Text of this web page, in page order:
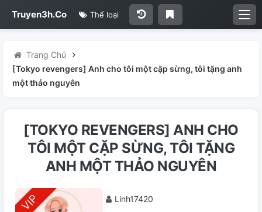
Truyen3h.Co Thể loại
Trang Chủ
[Tokyo revengers] Anh cho tôi một cặp sừng, tôi tặng anh
một thảo nguyên
[TOKYO REVENGERS] ANH CHO
TÔI MỘT CẶP SỪNG, TÔI TẶNG
ANH MỘT THẢO NGUYÊN
Linh17420